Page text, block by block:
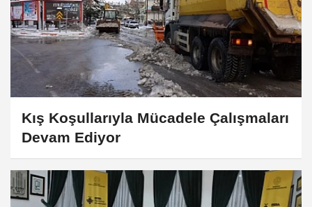
Kış Koşullarıyla Mücadele Çalışmaları
Devam Ediyor